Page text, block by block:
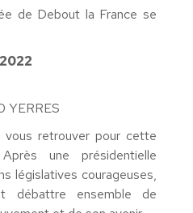
de Debout la France se
YERRES
vous retrouver pour cette
une présidentielle
législatives courageuses,
débattre ensemble de